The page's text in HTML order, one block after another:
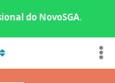
do NovoSGA.